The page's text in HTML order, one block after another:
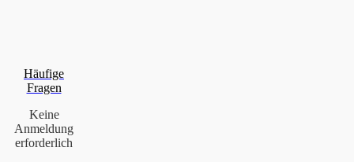
Häufige
Fragen
Keine
Anmeldung
erforderlich